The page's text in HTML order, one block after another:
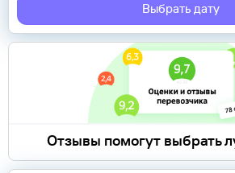
Выбрать дату
Отзывы помогут выбрать